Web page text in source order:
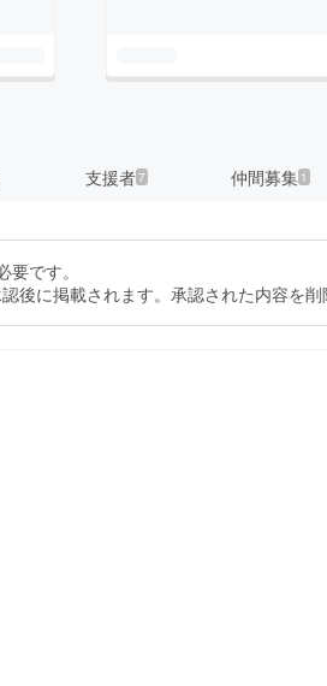
支援者7 仲間募集 1
要です。
後に掲載されます。承認された内容を削